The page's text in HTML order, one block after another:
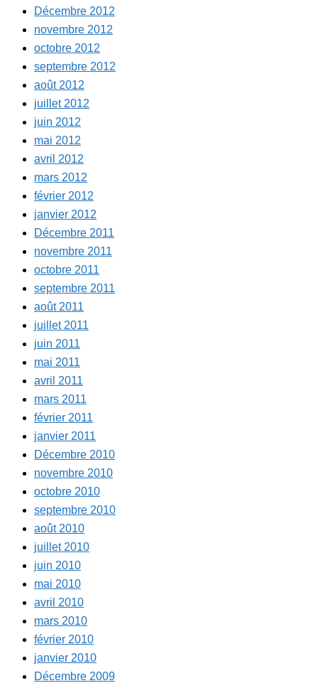
Décembre 2012
novembre 2012
octobre 2012
septembre 2012
août 2012
juillet 2012
juin 2012
mai 2012
avril 2012
mars 2012
février 2012
janvier 2012
Décembre 2011
novembre 2011
octobre 2011
septembre 2011
août 2011
juillet 2011
juin 2011
mai 2011
avril 2011
mars 2011
février 2011
janvier 2011
Décembre 2010
novembre 2010
octobre 2010
septembre 2010
août 2010
juillet 2010
juin 2010
mai 2010
avril 2010
mars 2010
février 2010
janvier 2010
Décembre 2009